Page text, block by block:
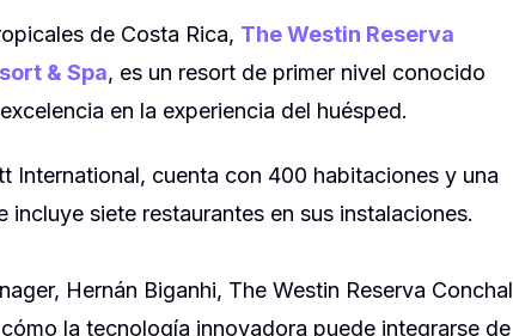
de Costa Rica, The Westin Reserva
& Spa, es un resort de primer nivel conocido
en la experiencia del huésped.
International, cuenta con 400 habitaciones y una
siete restaurantes en sus instalaciones.
Hernán Biganhi, The Westin Reserva Conchal
la tecnología innovadora puede integrarse de